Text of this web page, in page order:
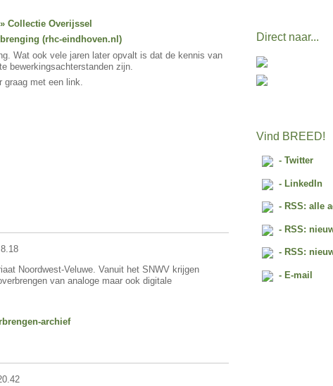
Collectie Overijssel
(rhc-eindhoven.nl)
Wat ook vele jaren later opvalt is dat de kennis van
bewerkingsachterstanden zijn.
graag met een link.
Noordwest-Veluwe. Vanuit het SNWV krijgen
van analoge maar ook digitale
archief
Direct naar...
Vind BREED!
- Twitter
- LinkedIn
- RSS: alle
- RSS:
- RSS:
- E-mail